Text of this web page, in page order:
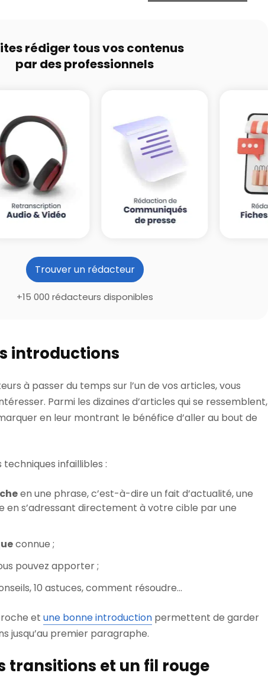
rédiger tous vos contenus
par des professionnels
Trouver un rédacteur
+15 000 rédacteurs disponibles
introductions
à passer du temps sur l’un de vos articles, vous
Parmi les dizaines d’articles qui se ressemblent,
en leur montrant le bénéfice d’aller au bout de
techniques infaillibles :
en une phrase, c’est-à-dire un fait d’actualité, une
en s’adressant directement à votre cible par une
connue ;
pouvez apporter ;
10 astuces, comment résoudre…
et une bonne introduction permettent de garder
jusqu’au premier paragraphe.
transitions et un fil rouge